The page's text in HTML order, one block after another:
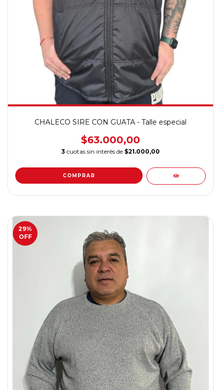
CHALECO SIRE CON GUATA - Talle especial
$63.000,00
3 cuotas sin interés de $21.000,00
COMPRAR
29%
OFF